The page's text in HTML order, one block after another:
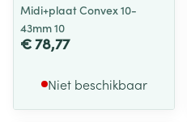
Midi+plaat Convex 10-
43mm 10
€ 78,77
Niet beschikbaar